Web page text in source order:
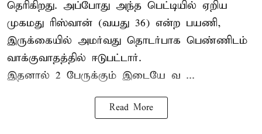
தெரிகிறது. அப்போது அந்த பெட்டியில் ஏறிய
முகமது ரிஸ்வான் (வயது 36) என்ற பயணி,
இருக்கையில் அமர்வது தொடர்பாக பெண்ணிடம்
வாக்குவாதத்தில் ஈடுபட்டார்.
இதனால் 2 பேருக்கும் இடையே வ ...
Read More